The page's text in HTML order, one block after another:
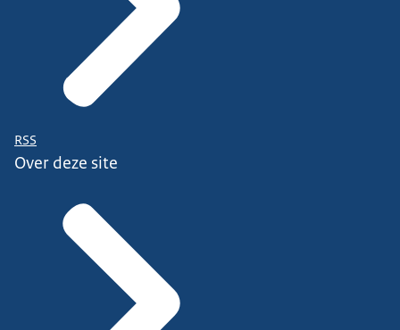
RSS
Over deze site